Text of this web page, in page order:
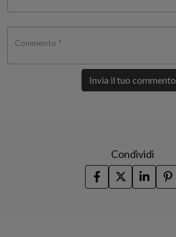
Commento *
Invia il tuo commento
Condividi